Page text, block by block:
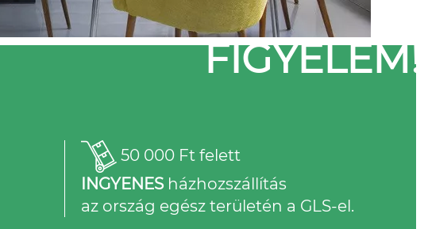
FIGYELEM!
50 000 Ft felett
INGYENESházhozszállítás
az ország egész területén a GLS-el.